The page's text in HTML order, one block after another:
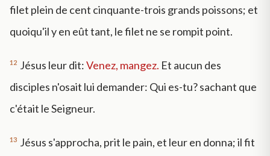
filet plein de cent cinquante-trois grands poissons; et
quoiqu'il y en eût tant, le filet ne se rompit point.
12 Jésus leur dit:Venez, mangez. Et aucun des
disciples n'osait lui demander: Qui es-tu? sachant que
c'était le Seigneur.
13 Jésus s'approcha, prit le pain, et leur en donna; il fit